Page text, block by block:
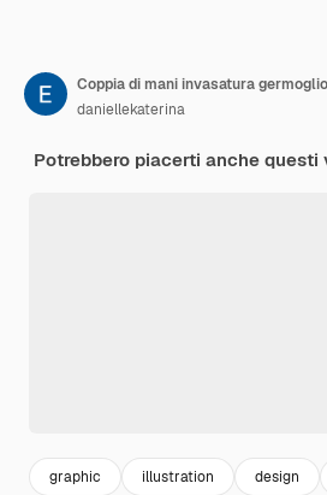
daniellekaterina
Potrebbero piacerti anche questi
graphic illustration design